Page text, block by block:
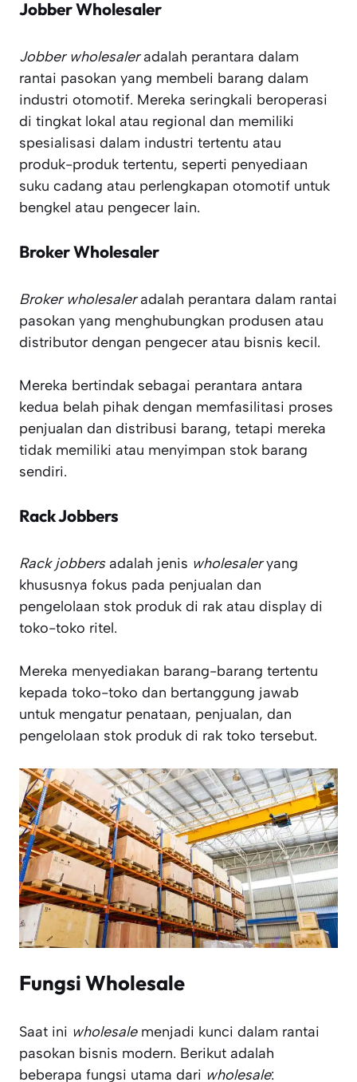
Jobber Wholesaler
Jobber wholesaleradalah perantara dalam
rantai pasokan yang membeli barang dalam
industri otomotif. Mereka seringkali beroperasi
di tingkat lokal atau regional dan memiliki
spesialisasi dalam industri tertentu atau
produk-produk tertentu, seperti penyediaan
suku cadang atau perlengkapan otomotif untuk
bengkel atau pengecer lain.
Broker Wholesaler
Broker wholesaleradalah perantara dalam rantai
pasokan yang menghubungkan produsen atau
distributor dengan pengecer atau bisnis kecil.
Mereka bertindak sebagai perantara antara
kedua belah pihak dengan memfasilitasi proses
penjualan dan distribusi barang, tetapi mereka
tidak memiliki atau menyimpan stok barang
sendiri.
Rack Jobbers
Rack jobbersadalah jenis wholesaleryang
khususnya fokus pada penjualan dan
pengelolaan stok produk di rak atau display di
toko-toko ritel.
Mereka menyediakan barang-barang tertentu
kepada toko-toko dan bertanggung jawab
untuk mengatur penataan, penjualan, dan
pengelolaan stok produk di rak toko tersebut.
Fungsi Wholesale
Saat ini wholesale menjadi kunci dalam rantai
pasokan bisnis modern. Berikut adalah
beberapa fungsi utama dari wholesale: